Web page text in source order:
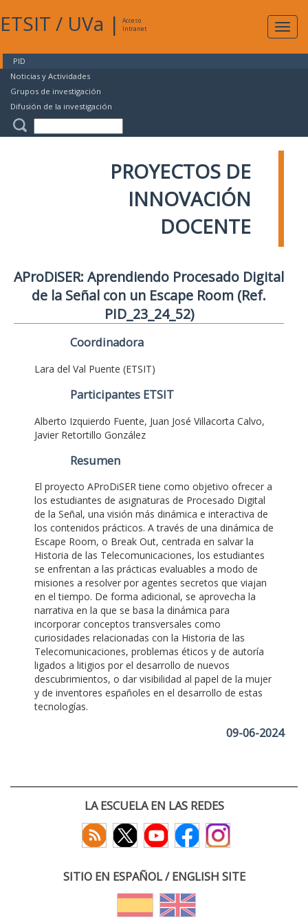
ETSIT / UVa |
Acceso
Intranet
PID
Noticias y Actividades
Grupos de investigación
Difusión de la investigación
PROYECTOS DE
INNOVACIÓN
DOCENTE
AProDiSER: Aprendiendo Procesado Digital
de la Señal con un Escape Room (Ref.
PID_23_24_52)
Coordinadora
Lara del Val Puente (ETSIT)
Participantes ETSIT
Alberto Izquierdo Fuente, Juan José Villacorta Calvo,
Javier Retortillo González
Resumen
El proyecto AProDiSER tiene como objetivo ofrecer a
los estudiantes de asignaturas de Procesado Digital
de la Señal, una visión más dinámica e interactiva de
los contenidos prácticos. A través de una dinámica de
Escape Room, o Break Out, centrada en salvar la
Historia de las Telecomunicaciones, los estudiantes
se enfrentan a las prácticas evaluables a modo de
misiones a resolver por agentes secretos que viajan
en el tiempo. De forma adicional, se aprovecha la
narrativa en la que se basa la dinámica para
incorporar conceptos transversales como
curiosidades relacionadas con la Historia de las
Telecomunicaciones, problemas éticos y de autoría
ligados a litigios por el desarrollo de nuevos
descubrimientos, o dar visibilidad al papel de la mujer
y de inventores españoles en el desarrollo de estas
tecnologías.
09-06-2024
LA ESCUELA EN LAS REDES
SITIO EN ESPAÑOL / ENGLISH SITE